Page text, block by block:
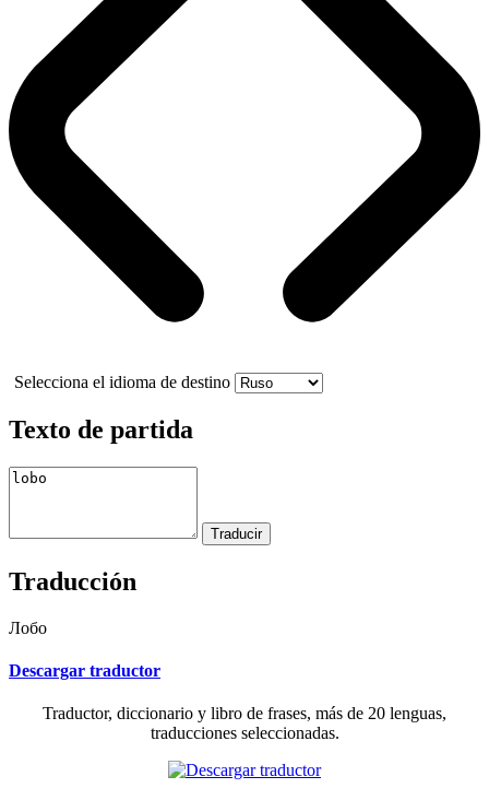
Selecciona el idioma de destino
Texto de partida
Traducción
Лобо
Descargar traductor
Traductor, diccionario y libro de frases, más de 20 lenguas,
traducciones seleccionadas.